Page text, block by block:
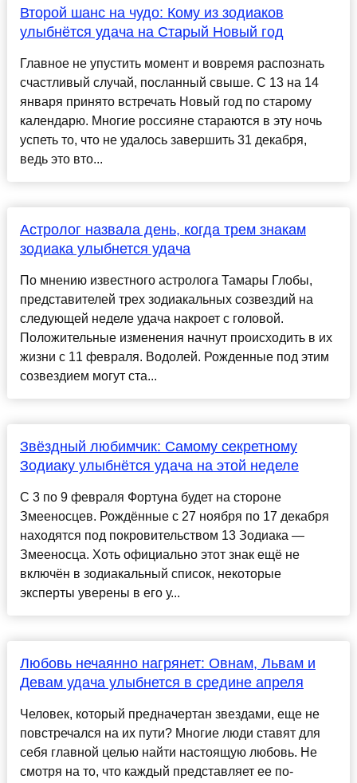
Второй шанс на чудо: Кому из зодиаков
улыбнётся удача на Старый Новый год
Главное не упустить момент и вовремя распознать
счастливый случай, посланный свыше. С 13 на 14
января принято встречать Новый год по старому
календарю. Многие россияне стараются в эту ночь
успеть то, что не удалось завершить 31 декабря,
ведь это вто...
Астролог назвала день, когда трем знакам
зодиака улыбнется удача
По мнению известного астролога Тамары Глобы,
представителей трех зодиакальных созвездий на
следующей неделе удача накроет с головой.
Положительные изменения начнут происходить в их
жизни с 11 февраля. Водолей. Рожденные под этим
созвездием могут ста...
Звёздный любимчик: Самому секретному
Зодиаку улыбнётся удача на этой неделе
С 3 по 9 февраля Фортуна будет на стороне
Змееносцев. Рождённые с 27 ноября по 17 декабря
находятся под покровительством 13 Зодиака —
Змееносца. Хоть официально этот знак ещё не
включён в зодиакальный список, некоторые
эксперты уверены в его у...
Любовь нечаянно нагрянет: Овнам, Львам и
Девам удача улыбнется в средине апреля
Человек, который предначертан звездами, еще не
повстречался на их пути? Многие люди ставят для
себя главной целью найти настоящую любовь. Не
смотря на то, что каждый представляет ее по-